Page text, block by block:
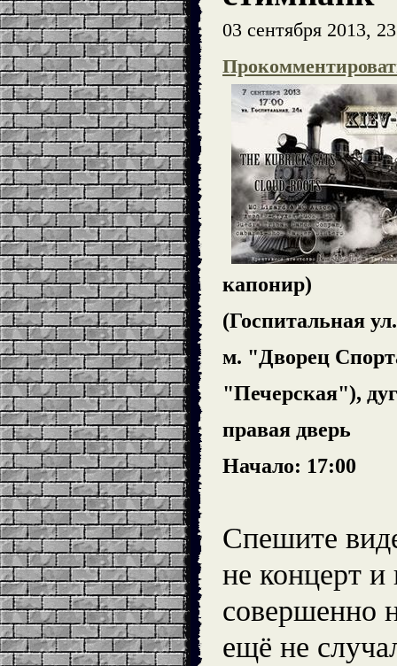
03 сентября 2013,
капонир)
(Госпитальная
м. "Дворец
"Печерская"),
правая дверь
Начало: 17:00
Спешите
не концерт и
совершенно
ещё не